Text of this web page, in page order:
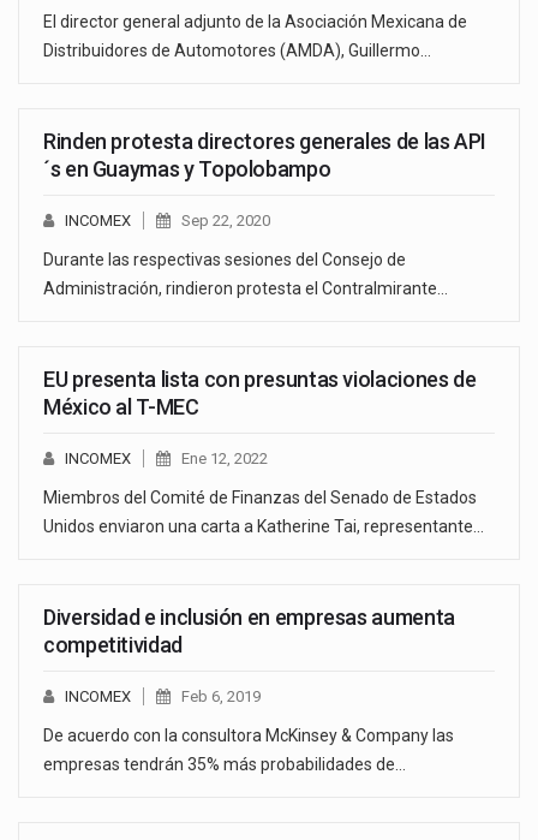
El director general adjunto de la Asociación Mexicana de
Distribuidores de Automotores (AMDA), Guillermo…
Rinden protesta directores generales de las API
´s en Guaymas y Topolobampo
INCOMEX Sep 22, 2020
Durante las respectivas sesiones del Consejo de
Administración, rindieron protesta el Contralmirante…
EU presenta lista con presuntas violaciones de
México al T-MEC
INCOMEX Ene 12, 2022
Miembros del Comité de Finanzas del Senado de Estados
Unidos enviaron una carta a Katherine Tai, representante…
Diversidad e inclusión en empresas aumenta
competitividad
INCOMEX Feb 6, 2019
De acuerdo con la consultora McKinsey & Company las
empresas tendrán 35% más probabilidades de…